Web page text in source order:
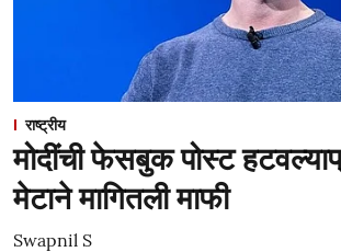
राष्ट्रीय
मोदींची फेसबुक पोस्ट
मेटाने मागितली माफी
Swapnil S